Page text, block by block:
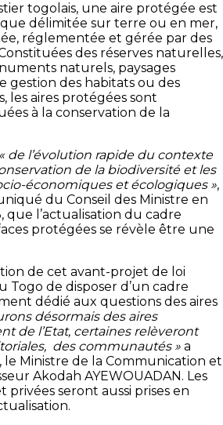
togolais, une aire protégée est
délimitée sur terre ou en mer,
réglementée et gérée par des
des réserves naturelles,
naturels, paysages
gestion des habitats ou des
les aires protégées sont
à la conservation de la
« de l’évolution rapide du contexte
de la biodiversité et les
économiques et écologiques »,
du Conseil des Ministre en
que l’actualisation du cadre
protégées se révèle être une
de cet avant-projet de loi
Togo de disposer d’un cadre
dédié aux questions des aires
désormais des aires
de l’Etat, certaines relèveront
des communautés » a
Ministre de la Communication et
Akodah AYEWOUADAN. Les
privées seront aussi prises en